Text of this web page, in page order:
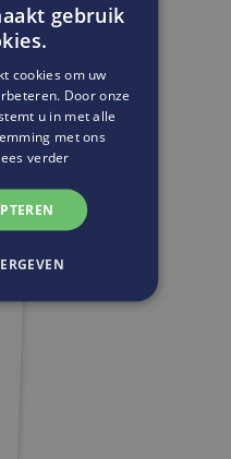
gebruik
cookies om uw
Door onze
u in met alle
met ons
verder